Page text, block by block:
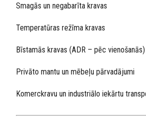
Smagās un negabarīta kravas
Temperatūras režīma kravas
Bīstamās kravas (ADR – pēc vienošanās)
Privāto mantu un mēbeļu pārvadājumi
Komerckravu un industriālo iekārtu